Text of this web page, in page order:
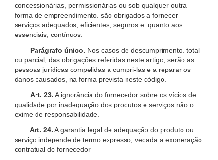
concessionárias, permissionárias ou sob qualquer outra
forma de empreendimento, são obrigados a fornecer
serviços adequados, eficientes, seguros e, quanto aos
essenciais, contínuos.
Parágrafo único. Nos casos de descumprimento, total
ou parcial, das obrigações referidas neste artigo, serão as
pessoas jurídicas compelidas a cumpri-las e a reparar os
danos causados, na forma prevista neste código.
Art. 23. A ignorância do fornecedor sobre os vícios de
qualidade por inadequação dos produtos e serviços não o
exime de responsabilidade.
Art. 24. A garantia legal de adequação do produto ou
serviço independe de termo expresso, vedada a exoneração
contratual do fornecedor.